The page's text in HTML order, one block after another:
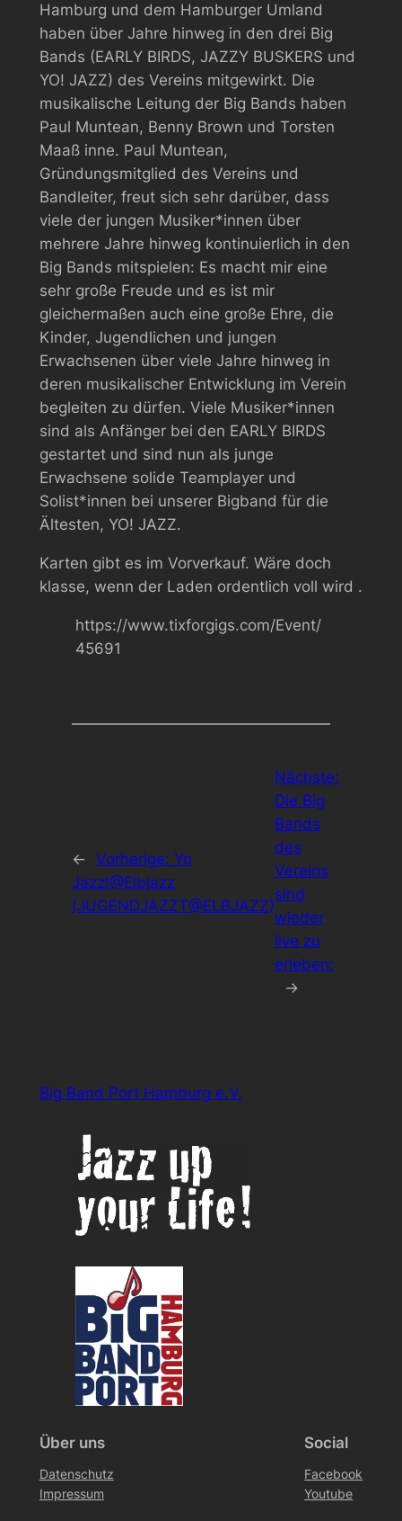
Hamburg und dem Hamburger Umland
haben über Jahre hinweg in den drei Big
Bands (EARLY BIRDS, JAZZY BUSKERS und
YO! JAZZ) des Vereins mitgewirkt. Die
musikalische Leitung der Big Bands haben
Paul Muntean, Benny Brown und Torsten
Maaß inne. Paul Muntean,
Gründungsmitglied des Vereins und
Bandleiter, freut sich sehr darüber, dass
viele der jungen Musiker*innen über
mehrere Jahre hinweg kontinuierlich in den
Big Bands mitspielen: Es macht mir eine
sehr große Freude und es ist mir
gleichermaßen auch eine große Ehre, die
Kinder, Jugendlichen und jungen
Erwachsenen über viele Jahre hinweg in
deren musikalischer Entwicklung im Verein
begleiten zu dürfen. Viele Musiker*innen
sind als Anfänger bei den EARLY BIRDS
gestartet und sind nun als junge
Erwachsene solide Teamplayer und
Solist*innen bei unserer Bigband für die
Ältesten, YO! JAZZ.
Karten gibt es im Vorverkauf. Wäre doch
klasse, wenn der Laden ordentlich voll wird .
https://www.tixforgigs.com/Event/
45691
← Vorherige: Yo
Jazz!@Elbjazz
(JUGENDJAZZT@ELBJAZZ)
Nächste:
Die Big
Bands
des
Vereins
sind
wieder
live zu
erleben:
→
Big Band Port Hamburg e.V.
Über uns
Datenschutz
Impressum
Social
Facebook
Youtube